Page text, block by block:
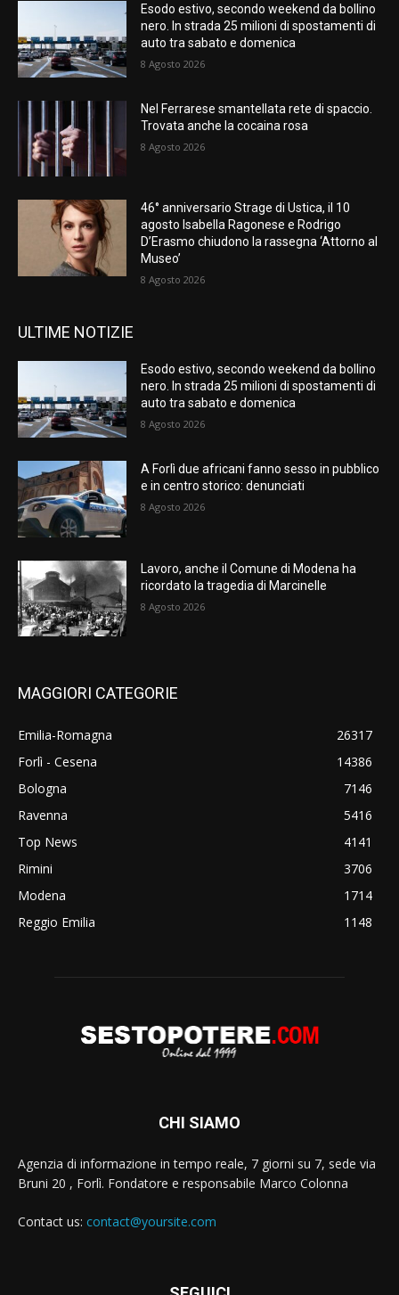
Esodo estivo, secondo weekend da bollino
nero. In strada 25 milioni di spostamenti di
auto tra sabato e domenica
8 Agosto 2026
Nel Ferrarese smantellata rete di spaccio.
Trovata anche la cocaina rosa
8 Agosto 2026
46° anniversario Strage di Ustica, il 10
agosto Isabella Ragonese e Rodrigo
D’Erasmo chiudono la rassegna ‘Attorno al
Museo’
8 Agosto 2026
ULTIME NOTIZIE
Esodo estivo, secondo weekend da bollino
nero. In strada 25 milioni di spostamenti di
auto tra sabato e domenica
8 Agosto 2026
A Forlì due africani fanno sesso in pubblico
e in centro storico: denunciati
8 Agosto 2026
Lavoro, anche il Comune di Modena ha
ricordato la tragedia di Marcinelle
8 Agosto 2026
MAGGIORI CATEGORIE
Emilia-Romagna
26317
Forlì - Cesena
14386
Bologna
7146
Ravenna
5416
Top News
4141
Rimini
3706
Modena
1714
Reggio Emilia
1148
CHI SIAMO
Agenzia di informazione in tempo reale, 7 giorni su 7, sede via
Bruni 20 , Forlì. Fondatore e responsabile Marco Colonna
Contact us: contact@yoursite.com